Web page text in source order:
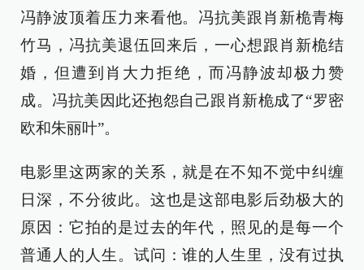
冯静波顶着压力来看他。冯抗美跟肖新桅青梅
竹马，冯抗美退伍回来后，一心想跟肖新桅结
婚，但遭到肖大力拒绝，而冯静波却极力赞
成。冯抗美因此还抱怨自己跟肖新桅成了“罗密
欧和朱丽叶”。
电影里这两家的关系，就是在不知不觉中纠缠
日深，不分彼此。这也是这部电影后劲极大的
原因：它拍的是过去的年代，照见的是每一个
普通人的人生。试问：谁的人生里，没有过执